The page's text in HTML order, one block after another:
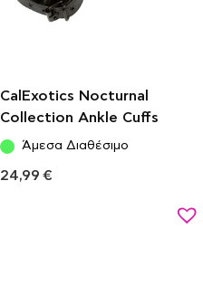
CalExotics Nocturnal
Collection Ankle Cuffs
Άμεσα Διαθέσιμο
24,99 €